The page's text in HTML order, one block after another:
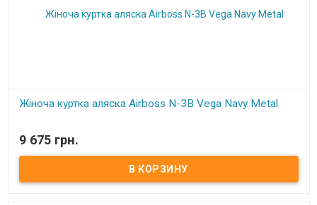
Жіноча куртка аляска Airboss N-3B Vega Navy Metal
9 675 грн.